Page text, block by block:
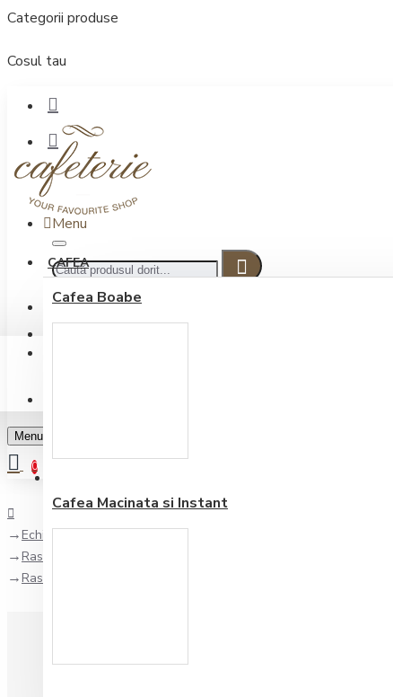
Categorii produse
Cosul tau
Contul meu
Menu
CAFEA
Cafea Boabe
Cafea Macinata si Instant
CONECTARE
Menu
0
Echipamente pentru bar
Rasnite cafea
Rasnita Profesionala Electronica On Demand Fiorenzato F 64